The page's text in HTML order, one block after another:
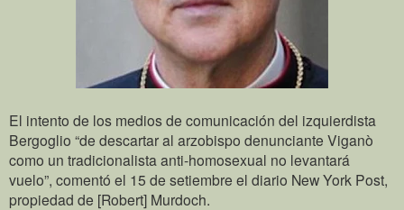
El intento de los medios de comunicación del izquierdista
Bergoglio “de descartar al arzobispo denunciante Viganò
como un tradicionalista anti-homosexual no levantará
vuelo”, comentó el 15 de setiembre el diario New York Post,
propiedad de [Robert] Murdoch.